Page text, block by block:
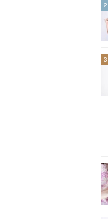
2
3